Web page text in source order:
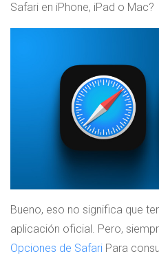
Safari en iPhone, iPad o Mac?
Bueno, eso no significa que
aplicación oficial. Pero,
Opciones de Safari Para